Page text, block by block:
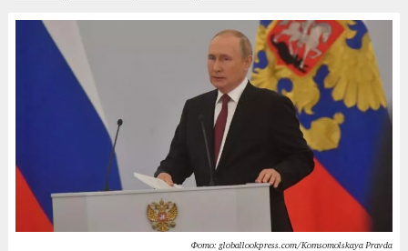
Фото: globallookpress.com/Komsomolskaya Pravda